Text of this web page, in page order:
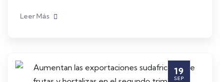
Leer Más
19
SEP